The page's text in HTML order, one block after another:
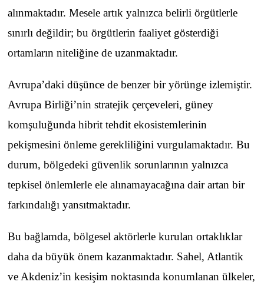
alınmaktadır. Mesele artık yalnızca belirli örgütlerle
sınırlı değildir; bu örgütlerin faaliyet gösterdiği
ortamların niteliğine de uzanmaktadır.
Avrupa’daki düşünce de benzer bir yörünge izlemiştir.
Avrupa Birliği’nin stratejik çerçeveleri, güney
komşuluğunda hibrit tehdit ekosistemlerinin
pekişmesini önleme gerekliliğini vurgulamaktadır. Bu
durum, bölgedeki güvenlik sorunlarının yalnızca
tepkisel önlemlerle ele alınamayacağına dair artan bir
farkındalığı yansıtmaktadır.
Bu bağlamda, bölgesel aktörlerle kurulan ortaklıklar
daha da büyük önem kazanmaktadır. Sahel, Atlantik
ve Akdeniz’in kesişim noktasında konumlanan ülkeler,